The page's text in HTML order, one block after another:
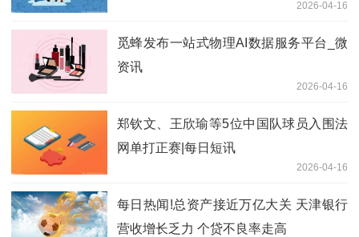
2026-04-16
觅蜂发布一站式物理AI数据服务平台_微
资讯
2026-04-16
郑钦文、王欣瑜等5位中国队球员入围法
网单打正赛|每日短讯
2026-04-16
每日热闻!总资产接近万亿大关 天津银行
营收增长乏力 个贷不良率走高